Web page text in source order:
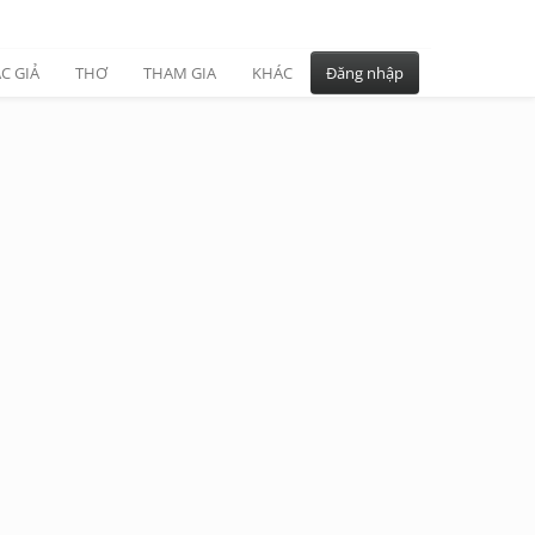
GIẢ THƠ THAM GIA KHÁC Đăng nhập